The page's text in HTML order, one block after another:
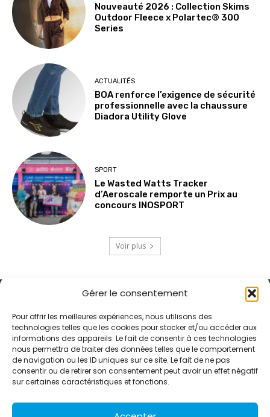
Gérer le consentement
Pour offrir les meilleures expériences, nous utilisons des
technologies telles que les cookies pour stocker et/ou accéder aux
informations des appareils. Le fait de consentir à ces technologies
nous permettra de traiter des données telles que le comportement
de navigation ou les ID uniques sur ce site. Le fait de ne pas
consentir ou de retirer son consentement peut avoir un effet négatif
sur certaines caractéristiques et fonctions.
Nouveauté 2026 : Collection Skims
Outdoor Fleece x Polartec® 300
Series
ACTUALITÉS
BOA renforce l’exigence de sécurité
professionnelle avec la chaussure
Diadora Utility Glove
SPORT
Le Wasted Watts Tracker
d’Aeroscale remporte un Prix au
concours INOSPORT
Voir plus
Alternative Média est une agence de relations presse et de
relations publiques basée à Grenoble. Depuis 1995, elle conçoit et
pilote des stratégies de visibilité en France et à l’international
grâce à un réseau d’agences partenaires.